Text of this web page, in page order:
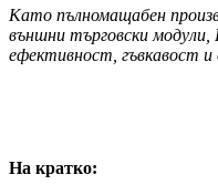
Като пълномащабен
външни търговски
ефективност, гъвкавост и
На кратко: